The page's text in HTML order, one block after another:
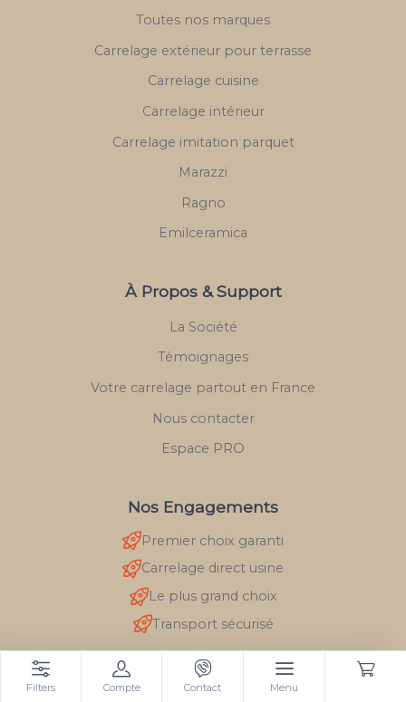
Filters Compte Contact Menu
Toutes nos marques
Carrelage extérieur pour terrasse
Carrelage cuisine
Carrelage intérieur
Carrelage imitation parquet
Marazzi
Ragno
Emilceramica
À Propos & Support
La Société
Témoignages
Votre carrelage partout en France
Nous contacter
Espace PRO
Nos Engagements
Premier choix garanti
Carrelage direct usine
Le plus grand choix
Transport sécurisé